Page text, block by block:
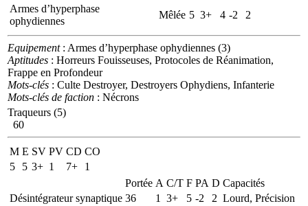
Armes d’hyperphase
ophydiennes
Mêlée 5 3+ 4 -2 2
Equipement: Armes d’hyperphase ophydiennes (3)
Aptitudes : Horreurs Fouisseuses, Protocoles de Réanimation,
Frappe en Profondeur
Mots-clés : Culte Destroyer, Destroyers Ophydiens, Infanterie
Mots-clés de faction : Nécrons
Traqueurs (5)
60
M E SV PV CD CO
5
5 3+ 1 7+
1
Portée A C/T F PA D Capacités
Désintégrateur synaptique 36 1 3+ 5 -2 2 Lourd, Précision